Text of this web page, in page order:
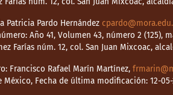
Patricia Pardo Hernández
Año 41, Volumen 43, número 2
Farías núm. 12, col. San Juan Mixcoac,
Francisco Rafael Marín Martínez,
México, Fecha de última modificación: 12-